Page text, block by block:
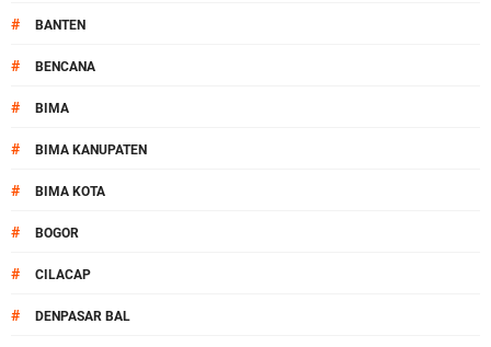
# BANTEN
# BENCANA
# BIMA
# BIMA KANUPATEN
# BIMA KOTA
# BOGOR
# CILACAP
# DENPASAR BAL